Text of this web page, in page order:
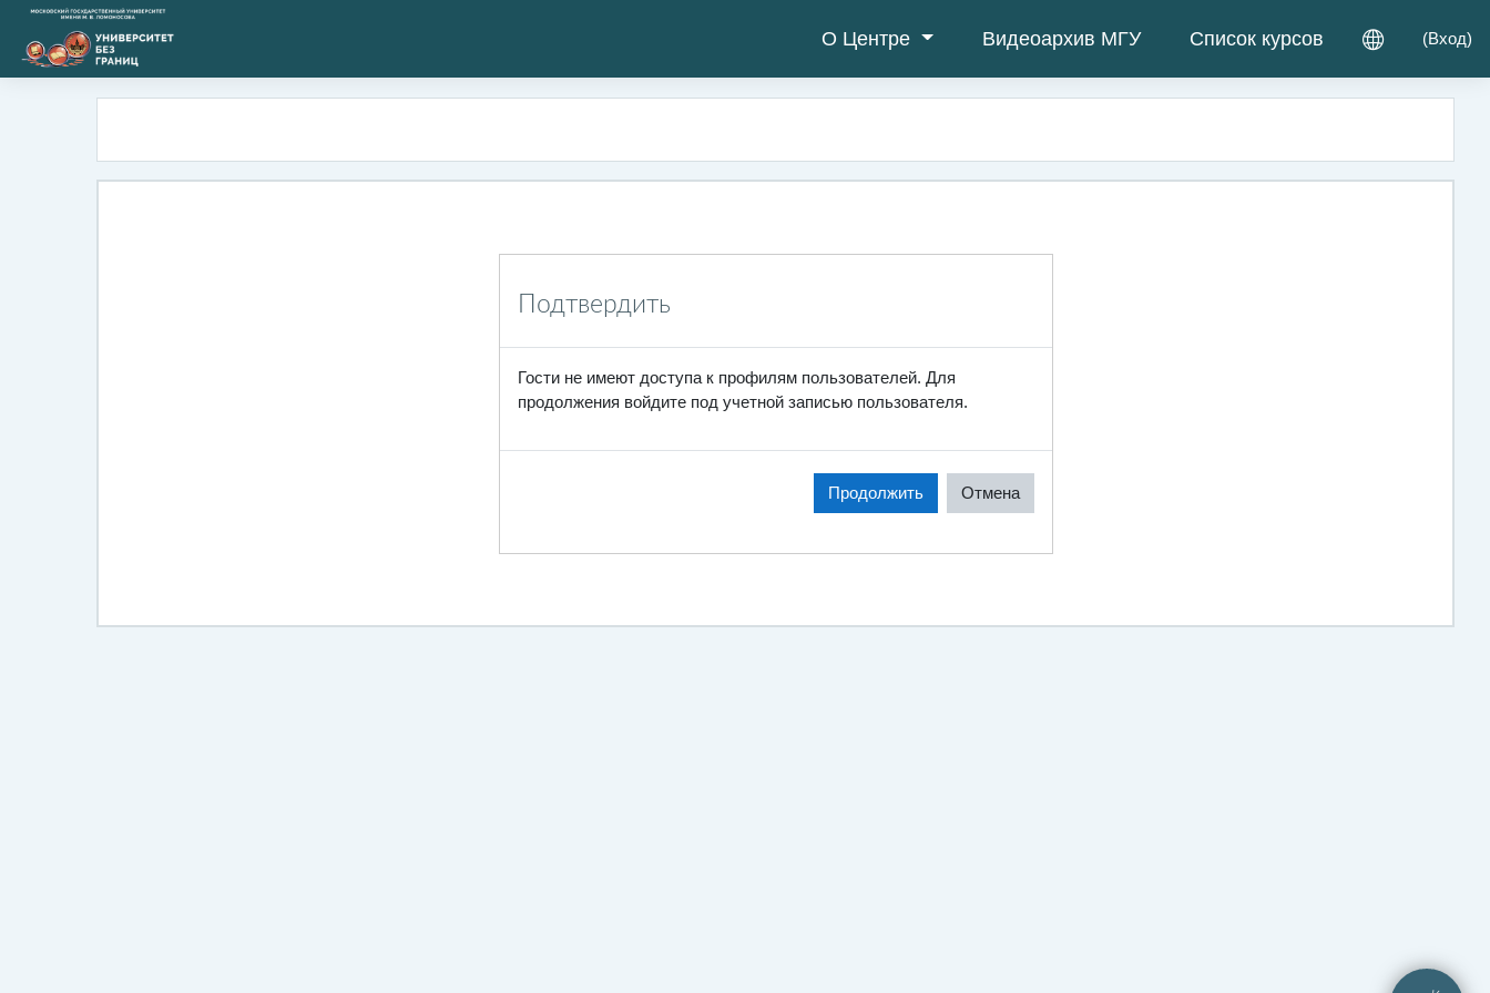
О Центре Видеоархив МГУ Список курсов (Вход)
Перейти к основному содержанию
Подтвердить
Гости не имеют доступа к профилям пользователей. Для
продолжения войдите под учетной записью пользователя.
Продолжить Отмена